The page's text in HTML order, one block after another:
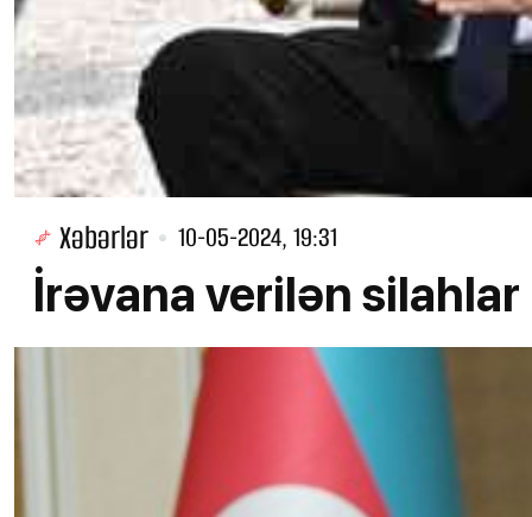
Xəbərlər 10-05-2024, 19:31
İrəvana verilən